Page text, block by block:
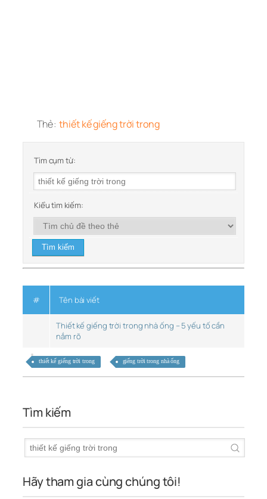
Thẻ:thiết kế giếng trời trong
Tìm cụm từ:
Kiểu tìm kiếm:
# Tên bài viết
Thiết kế giếng trời trong nhà ống – 5 yếu tố cần
nắm rõ
thiết kế giếng trời trong giếng trời trong nhà ống
Tìm kiếm
Hãy tham gia cùng chúng tôi!